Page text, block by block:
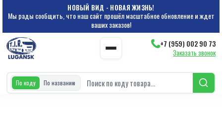
НОВЫЙ ВИД - НОВАЯ ЖИЗНЬ!
Мы рады сообщить, что наш сайт прошёл масштабное обновление и ждет
ваших заказов!
+7 (959) 002 90 73
Заказать звонок
По коду По названию